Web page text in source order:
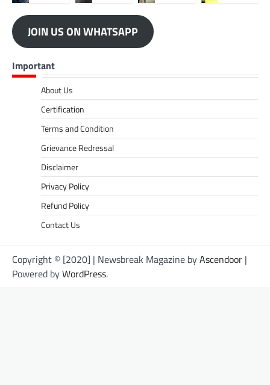
JOIN US ON WHATSAPP
Important
About Us
Certification
Terms and Condition
Grievance Redressal
Disclaimer
Privacy Policy
Refund Policy
Contact Us
Copyright © [2020] | Newsbreak Magazine byAscendoor |
Powered byWordPress.